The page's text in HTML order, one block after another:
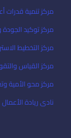
مركز تنمية قدرات
مركز توكيد الجودة
مركز التخطيط
مركز القياس
مركز محو الأمية
نادى ريادة الأعمال